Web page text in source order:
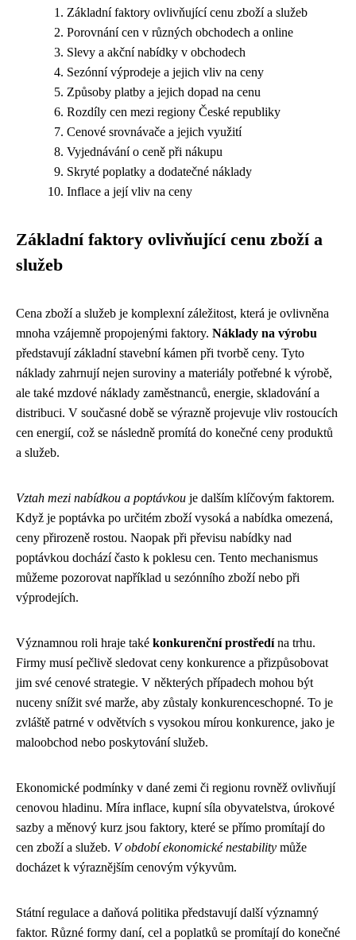
Základní faktory ovlivňující cenu zboží a služeb
Porovnání cen v různých obchodech a online
Slevy a akční nabídky v obchodech
Sezónní výprodeje a jejich vliv na ceny
Způsoby platby a jejich dopad na cenu
Rozdíly cen mezi regiony České republiky
Cenové srovnávače a jejich využití
Vyjednávání o ceně při nákupu
Skryté poplatky a dodatečné náklady
Inflace a její vliv na ceny
Základní faktory ovlivňující cenu zboží a
služeb
Cena zboží a služeb je komplexní záležitost, která je ovlivněna
mnoha vzájemně propojenými faktory. Náklady na výrobu
představují základní stavební kámen při tvorbě ceny. Tyto
náklady zahrnují nejen suroviny a materiály potřebné k výrobě,
ale také mzdové náklady zaměstnanců, energie, skladování a
distribuci. V současné době se výrazně projevuje vliv rostoucích
cen energií, což se následně promítá do konečné ceny produktů
a služeb.
Vztah mezi nabídkou a poptávkou je dalším klíčovým faktorem.
Když je poptávka po určitém zboží vysoká a nabídka omezená,
ceny přirozeně rostou. Naopak při převisu nabídky nad
poptávkou dochází často k poklesu cen. Tento mechanismus
můžeme pozorovat například u sezónního zboží nebo při
výprodejích.
Významnou roli hraje také konkurenční prostředína trhu.
Firmy musí pečlivě sledovat ceny konkurence a přizpůsobovat
jim své cenové strategie. V některých případech mohou být
nuceny snížit své marže, aby zůstaly konkurenceschopné. To je
zvláště patrné v odvětvích s vysokou mírou konkurence, jako je
maloobchod nebo poskytování služeb.
Ekonomické podmínky v dané zemi či regionu rovněž ovlivňují
cenovou hladinu. Míra inflace, kupní síla obyvatelstva, úrokové
sazby a měnový kurz jsou faktory, které se přímo promítají do
cen zboží a služeb. V období ekonomické nestability může
docházet k výraznějším cenovým výkyvům.
Státní regulace a daňová politika představují další významný
faktor. Různé formy daní, cel a poplatků se promítají do konečné